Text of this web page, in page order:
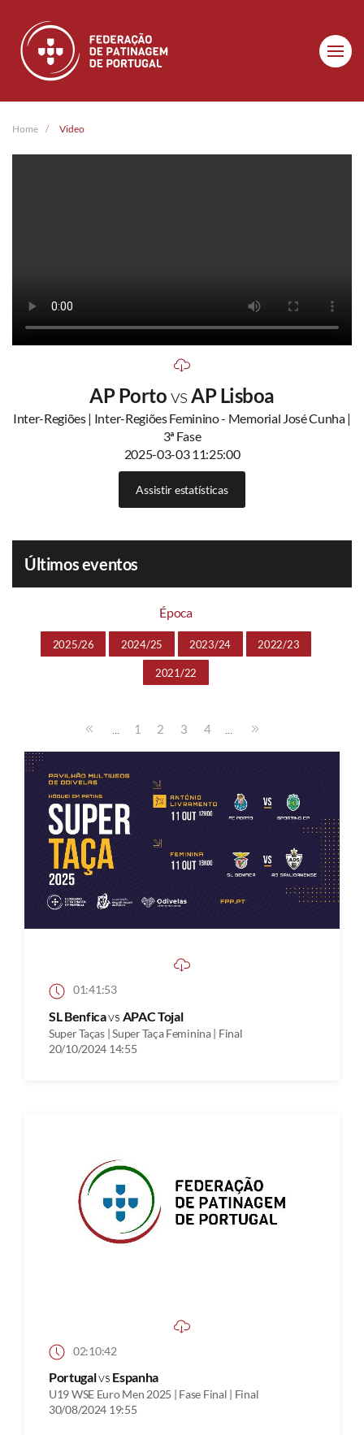
Skip to main content
Home Video
AP PortovsAP Lisboa
Inter-Regiões | Inter-Regiões Feminino - Memorial José Cunha |
3ª Fase
2025-03-03 11:25:00
Assistir estatísticas
Últimos eventos
Época
2025/26 2024/25 2023/24 2022/23
2021/22
... 1 2 3 4 ...
01:41:53
SL Benficavs APAC Tojal
Super Taças | Super Taça Feminina | Final
20/10/2024 14:55
02:10:42
Portugalvs Espanha
U19 WSE Euro Men 2025 | Fase Final | Final
30/08/2024 19:55